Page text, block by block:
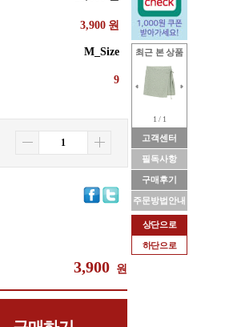
최근 본 상품
1 / 1
고객센터
필독사항
구매후기
주문방법안내
상단으로
하단으로
3,900 원
3,900 원
M_Size
9